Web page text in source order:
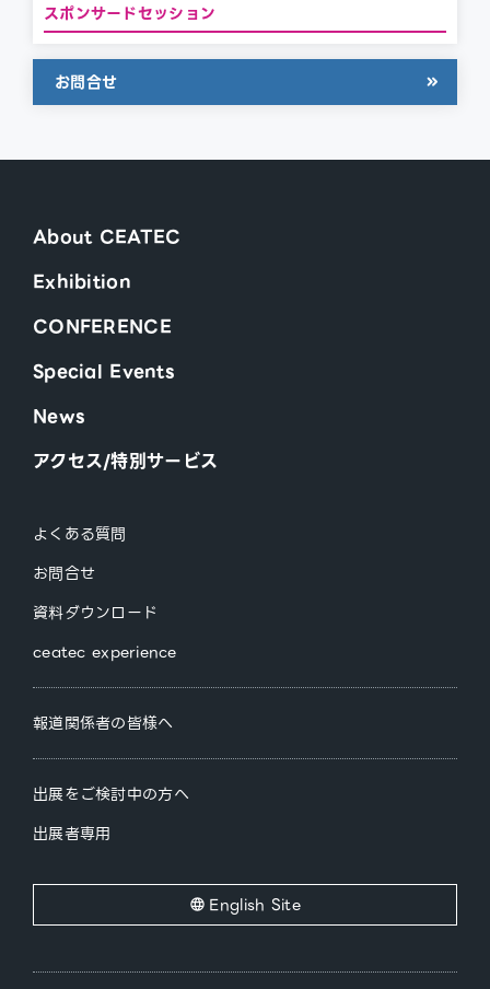
スポンサードセッション
お問合せ
About CEATEC
Exhibition
CONFERENCE
Special Events
News
アクセス/特別サービス
よくある質問
お問合せ
資料ダウンロード
ceatec experience
報道関係者の皆様へ
出展をご検討中の方へ
出展者専用
English Site